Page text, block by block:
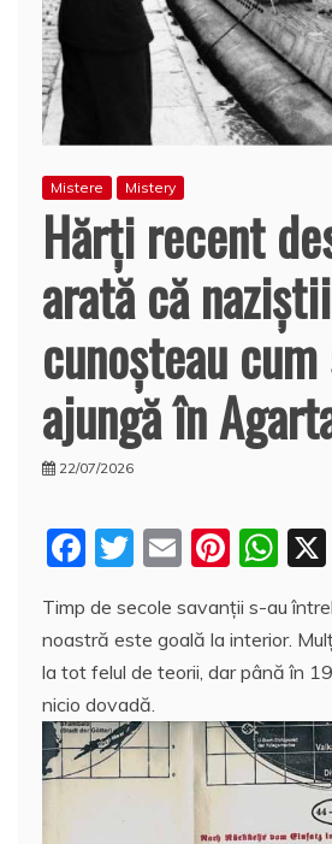
Mistere Mistery
Hărţi recent
arată că naziştii
cunoşteau cum
ajungă în
22/07/2026
F
c
e
b
o
o
T
itt
er
E
ai
l
Pi
er
e
W
h
at
s
p
p
Timp de secole savanţii s-au
noastră este goală la interior.
la tot felul de teorii, dar până în
nicio dovadă.